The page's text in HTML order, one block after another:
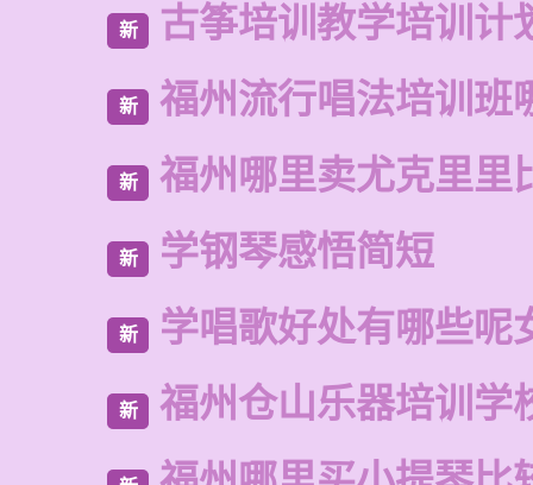
新 古筝培训教学培训计
新 福州流行唱法培训班
新 福州哪里卖尤克里里
新 学钢琴感悟简短
新 学唱歌好处有哪些呢
新 福州仓山乐器培训学